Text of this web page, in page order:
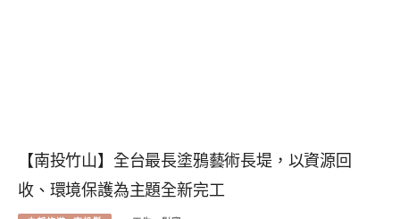
【南投竹山】全台最長塗鴉藝術長堤，以資源回
收、環境保護為主題全新完工